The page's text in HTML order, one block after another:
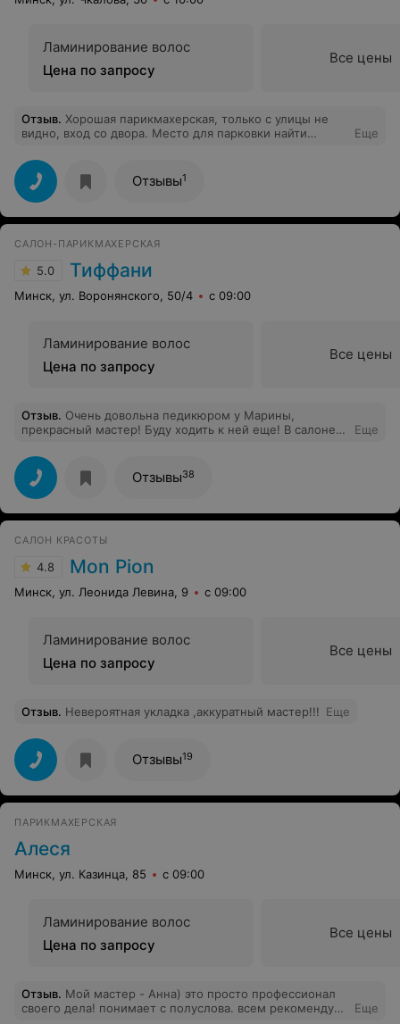
Ламинирование волос
Цена по запросу
Все цены
Отзыв. Хорошая парикмахерская, только с улицы не
видно, вход со двора. Место для парковки найти
Еще
Отзывы1
САЛОН-ПАРИКМАХЕРСКАЯ
5.0 Тиффани
Минск, ул. Воронянского, 50/4 с 09:00
Ламинирование волос
Цена по запросу
Все цены
Отзыв. Очень довольна педикюром у Марины,
прекрасный мастер! Буду ходить к ней еще! В салоне
Еще
Отзывы38
САЛОН КРАСОТЫ
4.8 Mon Pion
Минск, ул. Леонида Левина, 9 с 09:00
Ламинирование волос
Цена по запросу
Все цены
Отзыв. Невероятная укладка ,аккуратный мастер!!! Еще
Отзывы19
ПАРИКМАХЕРСКАЯ
Алеся
Минск, ул. Казинца, 85 с 09:00
Ламинирование волос
Цена по запросу
Все цены
Отзыв. Мой мастер - Анна) это просто профессионал
своего дела! понимает с полуслова. всем рекомендую.
Еще